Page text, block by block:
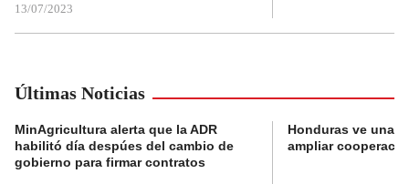
13/07/2023
Últimas Noticias
MinAgricultura alerta que la ADR
habilitó día despúes del cambio de
gobierno para firmar contratos
Honduras ve una
ampliar